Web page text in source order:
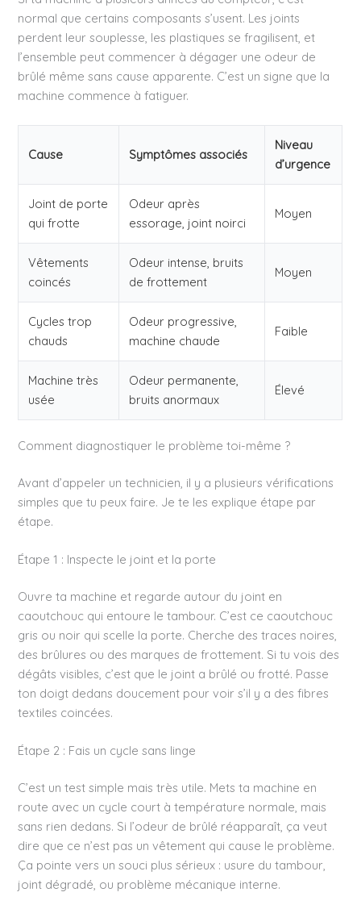
normal que certains composants s’usent. Les joints
perdent leur souplesse, les plastiques se fragilisent, et
l’ensemble peut commencer à dégager une odeur de
brûlé même sans cause apparente. C’est un signe que la
machine commence à fatiguer.
Cause Symptômes associés
Niveau
d’urgence
Joint de porte
qui frotte
Odeur après
essorage, joint noirci
Moyen
Vêtements
coincés
Odeur intense, bruits
de frottement
Moyen
Cycles trop
chauds
Odeur progressive,
machine chaude
Faible
Machine très
usée
Odeur permanente,
bruits anormaux
Élevé
Comment diagnostiquer le problème toi-même ?
Avant d’appeler un technicien, il y a plusieurs vérifications
simples que tu peux faire. Je te les explique étape par
étape.
Étape 1 : Inspecte le joint et la porte
Ouvre ta machine et regarde autour du joint en
caoutchouc qui entoure le tambour. C’est ce caoutchouc
gris ou noir qui scelle la porte. Cherche des traces noires,
des brûlures ou des marques de frottement. Si tu vois des
dégâts visibles, c’est que le joint a brûlé ou frotté. Passe
ton doigt dedans doucement pour voir s’il y a des fibres
textiles coincées.
Étape 2 : Fais un cycle sans linge
C’est un test simple mais très utile. Mets ta machine en
route avec un cycle court à température normale, mais
sans rien dedans. Si l’odeur de brûlé réapparaît, ça veut
dire que ce n’est pas un vêtement qui cause le problème.
Ça pointe vers un souci plus sérieux : usure du tambour,
joint dégradé, ou problème mécanique interne.